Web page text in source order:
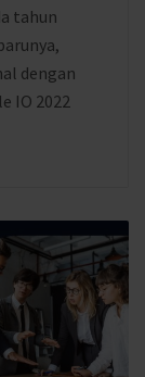
tahun
dengan
IO 2022